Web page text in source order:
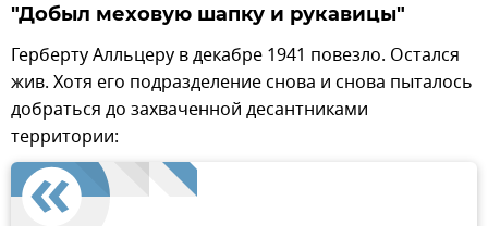
"Добыл меховую шапку и рукавицы"
Герберту Алльцеру в декабре 1941 повезло. Остался
жив. Хотя его подразделение снова и снова пыталось
добраться до захваченной десантниками
территории: